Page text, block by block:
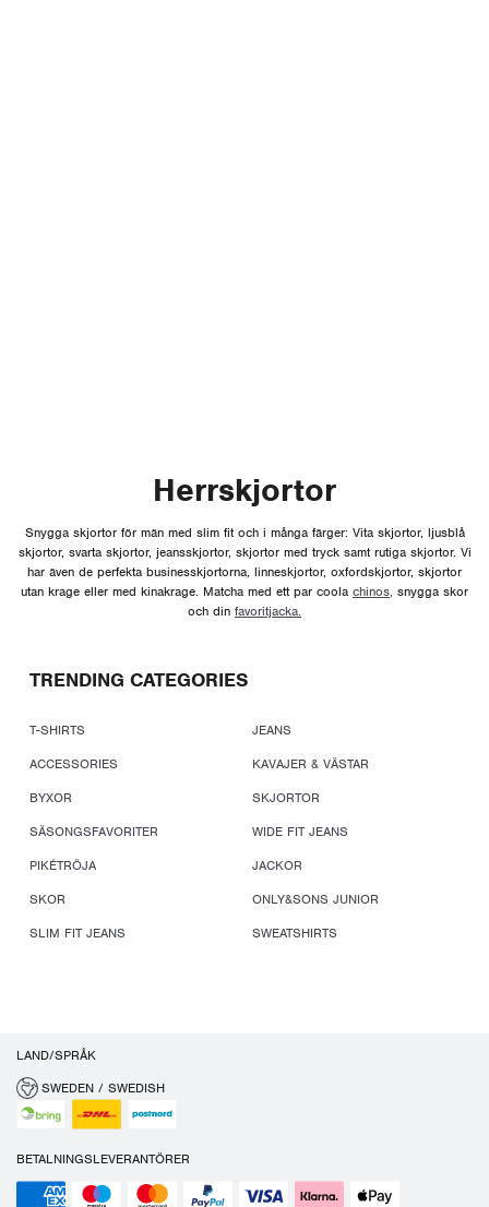
Herrskjortor
Snygga skjortor för män med slim fit och i många färger: Vita skjortor, ljusblå
skjortor, svarta skjortor, jeansskjortor, skjortor med tryck samt rutiga skjortor. Vi
har även de perfekta businesskjortorna, linneskjortor, oxfordskjortor, skjortor
utan krage eller med kinakrage. Matcha med ett par coola chinos, snygga skor
och din favoritjacka.
TRENDING CATEGORIES
T-SHIRTS
JEANS
ACCESSORIES
KAVAJER & VÄSTAR
BYXOR
SKJORTOR
SÄSONGSFAVORITER
WIDE FIT JEANS
PIKÉTRÖJA
JACKOR
SKOR
ONLY&SONS JUNIOR
SLIM FIT JEANS
SWEATSHIRTS
LAND/SPRÅK
SWEDEN / SWEDISH
BETALNINGSLEVERANTÖRER